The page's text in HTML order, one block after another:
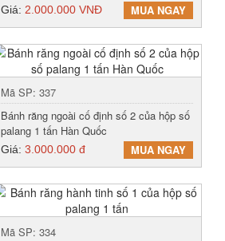
Giá:2.000.000 VNĐ MUA NGAY
Mã SP: 337
Bánh răng ngoài cố định số 2 của hộp số
palang 1 tấn Hàn Quốc
Giá:3.000.000 đ MUA NGAY
Mã SP: 334